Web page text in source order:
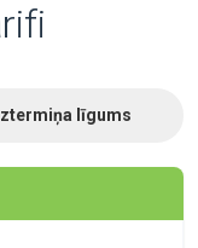
līgums